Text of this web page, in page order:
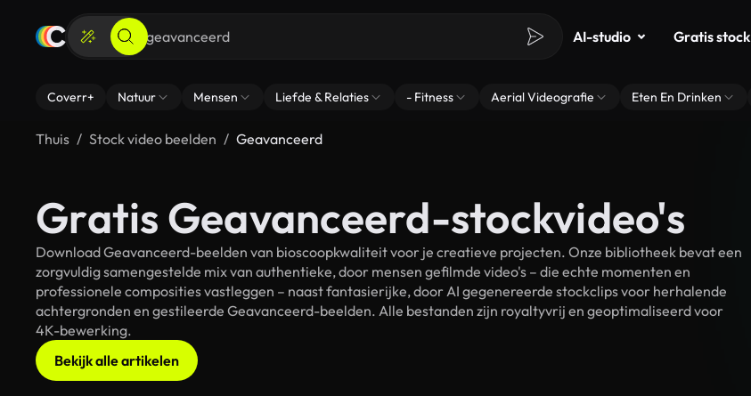
AI-studio Gratis stock
Coverr+ Natuur Mensen Liefde & Relaties - Fitness Aerial Videografie Eten En Drinken
Thuis Stock video beelden Geavanceerd
Gratis Geavanceerd-stockvideo's
Download Geavanceerd-beelden van bioscoopkwaliteit voor je creatieve projecten. Onze bibliotheek bevat een
zorgvuldig samengestelde mix van authentieke, door mensen gefilmde video's – die echte momenten en
professionele composities vastleggen – naast fantasierijke, door AI gegenereerde stockclips voor herhalende
achtergronden en gestileerde Geavanceerd-beelden. Alle bestanden zijn royaltyvrij en geoptimaliseerd voor
4K-bewerking.
Bekijk alle artikelen